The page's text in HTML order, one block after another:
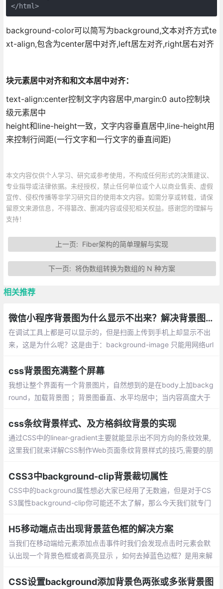
</html>
background-color可以简写为background,文本对齐方式te
xt-align,包含为center居中对齐,left居左对齐,right居右对齐
块元素居中对齐和和文本居中对齐：
text-align:center控制文字内容居中,margin:0 auto控制块
级元素居中
height和line-height一致，文字内容垂直居中,line-height用
来控制行间距(一行文字和一行文字的垂直间距)
本文内容仅供个人学习、研究或参考使用，不构成任何形式的决策建议、
专业指导或法律依据。未经授权，禁止任何单位或个人以商业售卖、虚假
宣传、侵权传播等非学习研究目的使用本文内容。如需分享或转载，请保
留原文来源信息，不得篡改、删减内容或侵犯相关权益。感谢您的理解与
支持！
上一页: Fiber架构的简单理解与实现
下一页: 将伪数组转换为数组的 N 种方案
相关推荐
微信小程序背景图为什么显示不出来？解决背景图片显示问题
在调试工具上都是可以显示的，但是扫面上传到手机上却显示不出
来，这是为什么呢？这是由于：background-image 只能用网络url
行。
css背景图充满整个屏幕
我想让整个界面有一个背景图片，自然想到的是在body上加backg
round，加载背景图 ；背景图垂直、水平均居中；当内容高度大于
css条纹背景样式、及方格斜纹背景的实现
通过CSS中的linear-gradient主要就能显示出不同方向的条纹效果,
这里我们就来详解CSS制作Web页面条纹背景样式的技巧,需要的朋
CSS3中background-clip背景裁切属性
CSS中的background属性想必大家已经用了无数遍，但是对于CS
S3属性background-clip你可能还不太了解，那么今天我们就专门
ckground-clip属性肯定与背景裁切有关
H5移动端点击出现背景蓝色框的解决方案
当我们在移动端给元素添加点击事件时我们会发现点击时元素会默
认出现一个背景色框或者高亮显示 ，如何去掉蓝色边框？是用来解
CSS设置background添加背景色两张或多张背景图